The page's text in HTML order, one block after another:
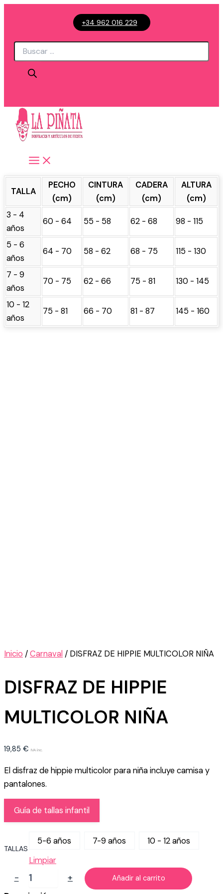
+34 962 016 229
Búsqueda
TALLA
PECHO
(cm)
CINTURA
(cm)
CADERA
(cm)
ALTURA
(cm)
3 - 4
años
60 - 64 55 - 58 62 - 68 98 - 115
5 - 6
años
64 - 70 58 - 62 68 - 75 115 - 130
7 - 9
años
70 - 75 62 - 66 75 - 81 130 - 145
10 - 12
años
75 - 81 66 - 70 81 - 87 145 - 160
Inicio /Carnaval / DISFRAZ DE HIPPIE MULTICOLOR NIÑA
DISFRAZ DE HIPPIE
MULTICOLOR NIÑA
19,85 € IVA inc.
El disfraz de hippie multicolor para niña incluye camisa y
pantalones.
Guía de tallas infantil
TALLAS
5-6 años 7-9 años
10 - 12 años
Limpiar
-
DISFRAZ
+ Añadir al carrito